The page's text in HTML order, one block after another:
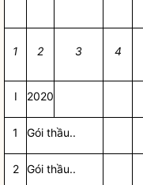
1 2 3 4
I 2020
1 Gói thầu..
2 Gói thầu..